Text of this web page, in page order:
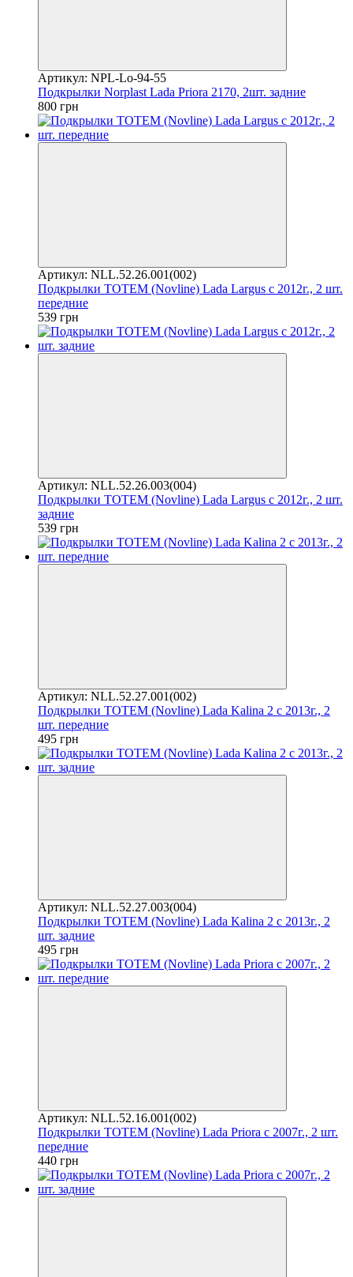
Артикул: NPL-Lo-94-55
Подкрылки Norplast Lada Priora 2170, 2шт. задние
800 грн
Артикул: NLL.52.26.001(002)
Подкрылки TOTEM (Novline) Lada Largus с 2012г., 2 шт.
передние
539 грн
Артикул: NLL.52.26.003(004)
Подкрылки TOTEM (Novline) Lada Largus с 2012г., 2 шт.
задние
539 грн
Артикул: NLL.52.27.001(002)
Подкрылки TOTEM (Novline) Lada Kalina 2 с 2013г., 2
шт. передние
495 грн
Артикул: NLL.52.27.003(004)
Подкрылки TOTEM (Novline) Lada Kalina 2 с 2013г., 2
шт. задние
495 грн
Артикул: NLL.52.16.001(002)
Подкрылки TOTEM (Novline) Lada Priora с 2007г., 2 шт.
передние
440 грн